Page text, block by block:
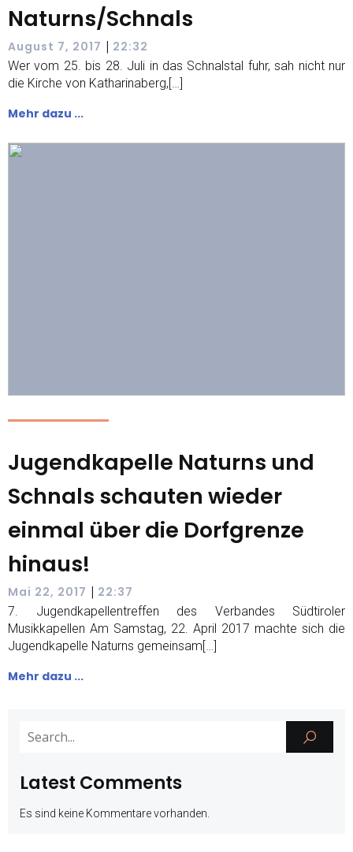
Naturns/Schnals
August 7, 2017 | 22:32
Wer vom 25. bis 28. Juli in das Schnalstal fuhr, sah nicht nur
die Kirche von Katharinaberg,[…]
Mehr dazu ...
Jugendkapelle Naturns und
Schnals schauten wieder
einmal über die Dorfgrenze
hinaus!
Mai 22, 2017 | 22:37
7. Jugendkapellentreffen des Verbandes Südtiroler
Musikkapellen Am Samstag, 22. April 2017 machte sich die
Jugendkapelle Naturns gemeinsam[…]
Mehr dazu ...
Latest Comments
Es sind keine Kommentare vorhanden.